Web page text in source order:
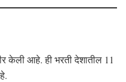
केली आहे. ही भरती देशातील 11